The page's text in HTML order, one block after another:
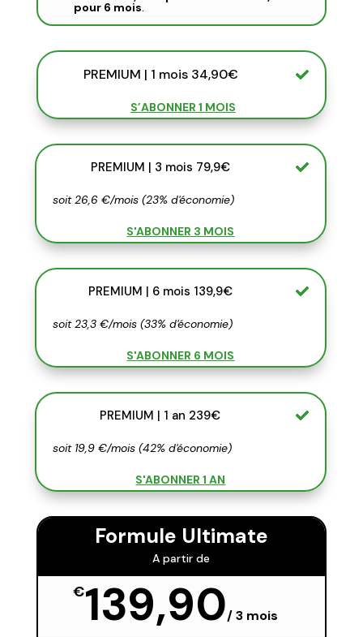
pour 6 mois.
PREMIUM | 1 mois 34,90€
S’ABONNER 1 MOIS
PREMIUM | 3 mois 79,9€
soit 26,6 €/mois (23% d'économie)
S'ABONNER 3 MOIS
PREMIUM | 6 mois 139,9€
soit 23,3 €/mois (33% d'économie)
S'ABONNER 6 MOIS
PREMIUM | 1 an 239€
soit 19,9 €/mois (42% d'économie)
S'ABONNER 1 AN
Formule Ultimate
A partir de
€139,90/3 mois